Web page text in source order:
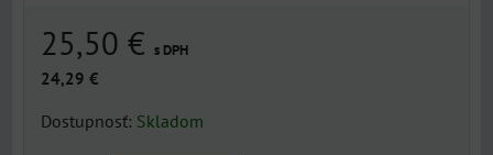
25,50 € s DPH
24,29 €
Dostupnosť: Skladom